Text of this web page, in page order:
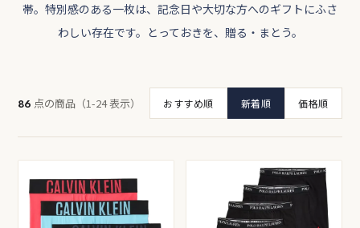
帯。特別感のある一枚は、記念日や大切な方へのギフトにふさ
わしい存在です。とっておきを、贈る・まとう。
86 点の商品（1-24 表示） おすすめ順 新着順 価格順